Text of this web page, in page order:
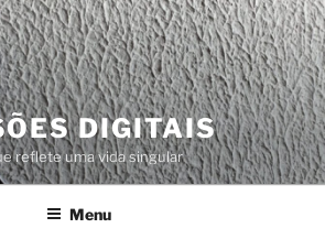
DIGITAIS
reflete uma vida singular
Menu